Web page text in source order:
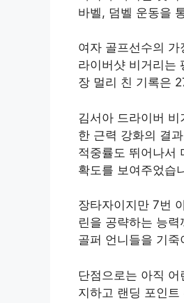
바벨, 덤벨 운동을
여자 골프선수의
라이버샷 비거리는
장 멀리 친 기록은
김서아 드라이버
한 근력 강화의 결
적중률도 뛰어나서
확도를 보여주었습
장타자이지만 7번
린을 공략하는 능
골퍼 언니들을 기
단점으로는 아직
지하고 랜딩 포인